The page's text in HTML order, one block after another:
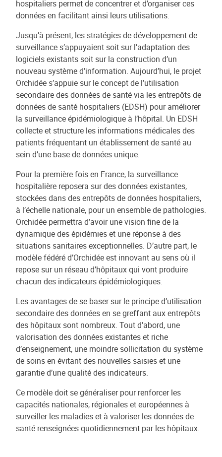
hospitaliers permet de concentrer et d’organiser ces
données en facilitant ainsi leurs utilisations.
Jusqu’à présent, les stratégies de développement de
surveillance s’appuyaient soit sur l’adaptation des
logiciels existants soit sur la construction d’un
nouveau système d’information. Aujourd’hui, le projet
Orchidée s’appuie sur le concept de l’utilisation
secondaire des données de santé via les entrepôts de
données de santé hospitaliers (EDSH) pour améliorer
la surveillance épidémiologique à l’hôpital. Un EDSH
collecte et structure les informations médicales des
patients fréquentant un établissement de santé au
sein d’une base de données unique.
Pour la première fois en France, la surveillance
hospitalière reposera sur des données existantes,
stockées dans des entrepôts de données hospitaliers,
à l’échelle nationale, pour un ensemble de pathologies.
Orchidée permettra d’avoir une vision fine de la
dynamique des épidémies et une réponse à des
situations sanitaires exceptionnelles. D’autre part, le
modèle fédéré d’Orchidée est innovant au sens où il
repose sur un réseau d’hôpitaux qui vont produire
chacun des indicateurs épidémiologiques.
Les avantages de se baser sur le principe d’utilisation
secondaire des données en se greffant aux entrepôts
des hôpitaux sont nombreux. Tout d’abord, une
valorisation des données existantes et riche
d’enseignement, une moindre sollicitation du système
de soins en évitant des nouvelles saisies et une
garantie d’une qualité des indicateurs.
Ce modèle doit se généraliser pour renforcer les
capacités nationales, régionales et européennes à
surveiller les maladies et à valoriser les données de
santé renseignées quotidiennement par les hôpitaux.